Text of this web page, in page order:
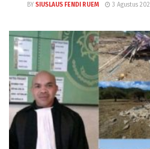
BY SIUSLAUS FENDI RUEM 3 Agustus